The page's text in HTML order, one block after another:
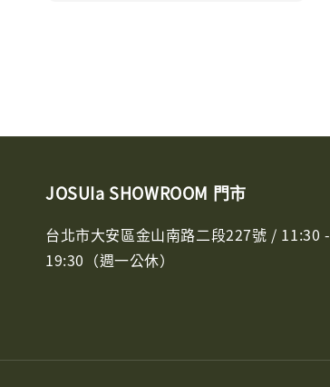
JOSUIa SHOWROOM 門市
台北市大安區金山南路二段227號 / 11:30 -
19:30（週一公休）